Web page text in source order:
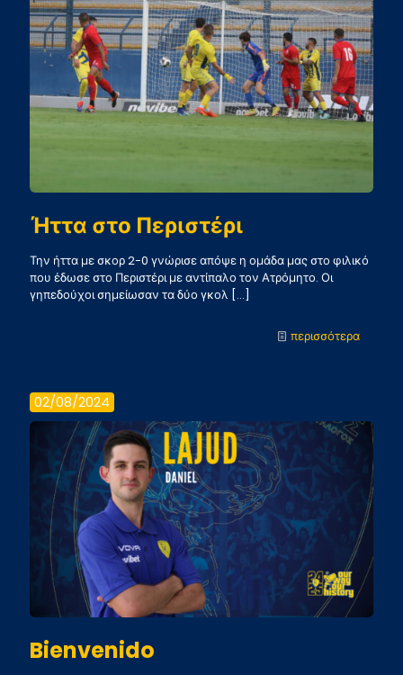
Ήττα στο Περιστέρι
Την ήττα με σκορ 2-0 γνώρισε απόψε η ομάδα μας στο φιλικό
που έδωσε στο Περιστέρι με αντίπαλο τον Ατρόμητο. Οι
γηπεδούχοι σημείωσαν τα δύο γκολ […]
περισσότερα-
02/08/2024
Bienvenido